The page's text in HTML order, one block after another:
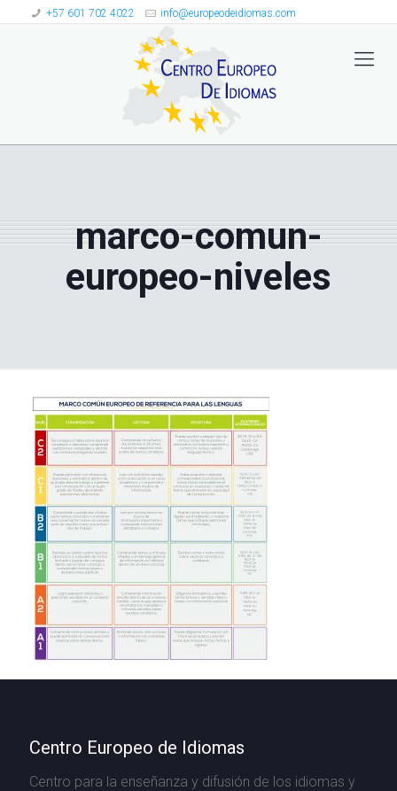
+57 601 702 4022 info@europeodeidiomas.com
marco-comun-
europeo-niveles
Centro Europeo de Idiomas
Centro para la enseñanza y difusión de los idiomas y